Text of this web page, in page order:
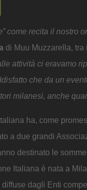
come recita il
di Muu Muzzarella, tra
attività ci eravamo
che da un
milanesi, anche
ha, come
a due grandi
destinato le
Italiana è nata a
dagli Enti